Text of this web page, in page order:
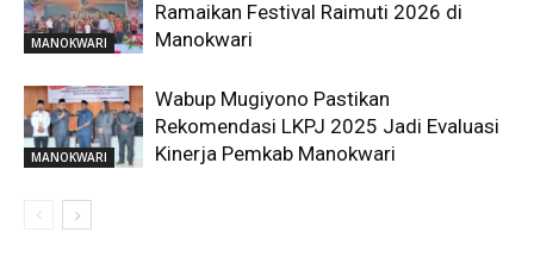
MANOKWARI
Ramaikan Festival Raimuti 2026 di
Manokwari
MANOKWARI
Wabup Mugiyono Pastikan
Rekomendasi LKPJ 2025 Jadi Evaluasi
Kinerja Pemkab Manokwari